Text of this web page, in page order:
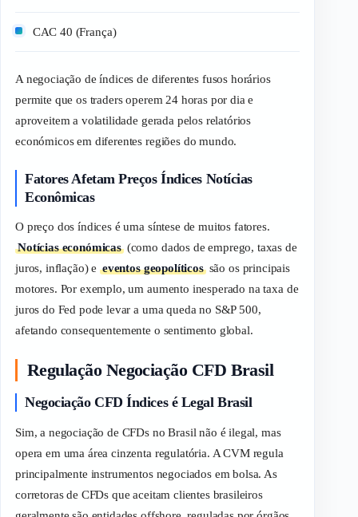
CAC 40 (França)
A negociação de índices de diferentes fusos horários
permite que os tradersoperem 24 horas por dia e
aproveitem a volatilidade gerada pelos relatórios
económicos em diferentes regiões do mundo.
Fatores Afetam Preços Índices Notícias
Econômicas
O preço dos índices é uma síntese de muitos fatores.
Notícias económicas(como dados de emprego, taxas de
juros, inflação) e eventos geopolíticossão os principais
motores. Por exemplo, um aumento inesperado na taxa de
juros do Fed pode levar a uma queda no S&P 500,
afetando consequentemente o sentimento global.
Regulação Negociação CFD Brasil
Negociação CFD Índices é Legal Brasil
Sim, a negociação de CFDs no Brasil não é ilegal, mas
opera em uma área cinzenta regulatória. A CVM regula
principalmente instrumentos negociados em bolsa. As
corretoras de CFDs que aceitam clientes brasileiros